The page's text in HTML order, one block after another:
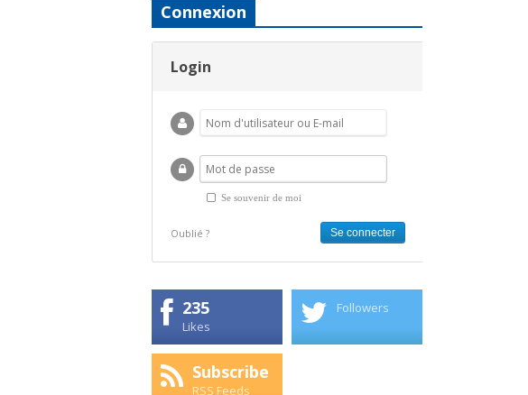
Connexion
Login
Se souvenir de moi
Oublié ?
235
Likes
Followers
Subscribe
RSS Feeds